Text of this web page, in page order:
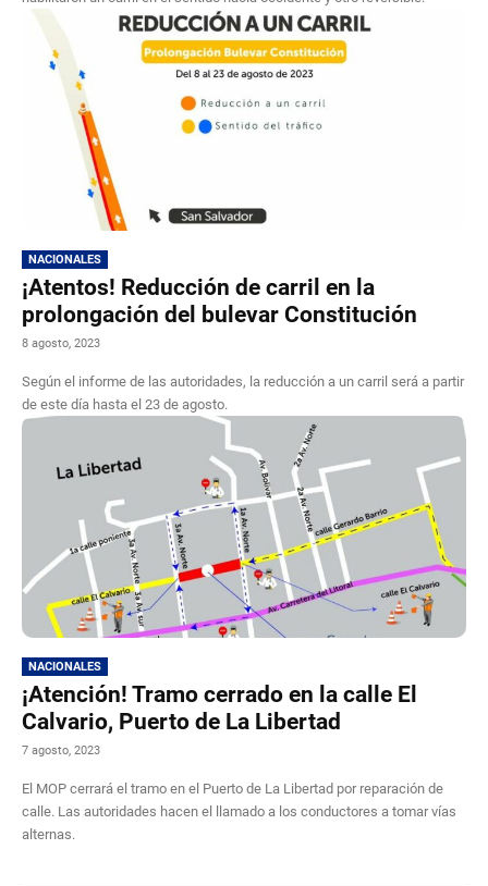
NACIONALES
¡Atentos! Reducción de carril en la
prolongación del bulevar Constitución
8 agosto, 2023
Según el informe de las autoridades, la reducción a un carril será a partir
de este día hasta el 23 de agosto.
NACIONALES
¡Atención! Tramo cerrado en la calle El
Calvario, Puerto de La Libertad
7 agosto, 2023
El MOP cerrará el tramo en el Puerto de La Libertad por reparación de
calle. Las autoridades hacen el llamado a los conductores a tomar vías
alternas.